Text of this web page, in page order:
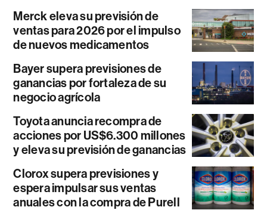
Merck eleva su previsión de
ventas para 2026 por el impulso
de nuevos medicamentos
Bayer supera previsiones de
ganancias por fortaleza de su
negocio agrícola
Toyota anuncia recompra de
acciones por US$6.300 millones
y eleva su previsión de ganancias
Clorox supera previsiones y
espera impulsar sus ventas
anuales con la compra de Purell